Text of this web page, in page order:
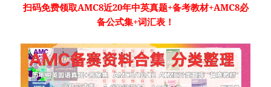
扫码免费领取AMC8近20年中英真题+备考教材+AMC8必
备公式集+词汇表！